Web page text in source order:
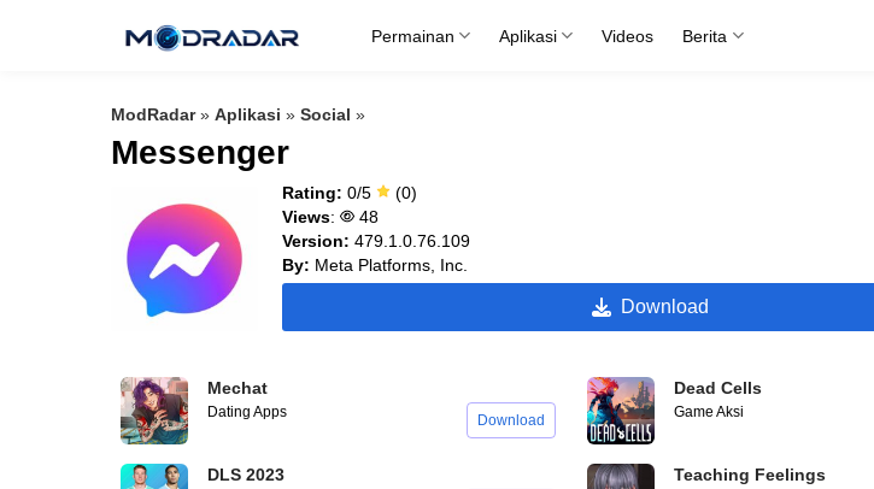
Permainan Aplikasi Videos Berita
ModRadar» Aplikasi » Social »
Messenger
Rating: 0/5
(0)
Views:
48
Version: 479.1.0.76.109
By: Meta Platforms, Inc.
Download
Mechat
Dating Apps Download
DLS 2023
Dead Cells
Game Aksi
Teaching Feelings